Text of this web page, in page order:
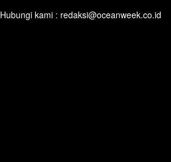
Hubungi kami : redaksi@oceanweek.co.id